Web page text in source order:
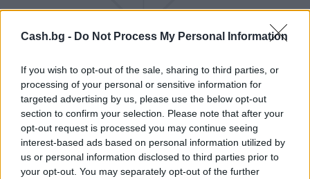
Cash.bg - Do Not Process My Personal Information
If you wish to opt-out of the sale, sharing to third parties, or
processing of your personal or sensitive information for
targeted advertising by us, please use the below opt-out
section to confirm your selection. Please note that after your
opt-out request is processed you may continue seeing
interest-based ads based on personal information utilized by
us or personal information disclosed to third parties prior to
your opt-out. You may separately opt-out of the further
НАЙ-НОВОТО